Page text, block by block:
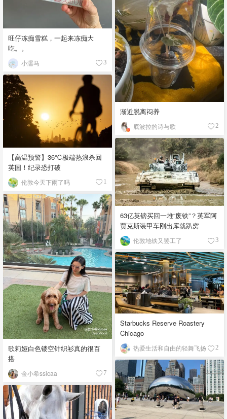
旺仔冻痴雪糕，一起来冻痴大
吃。。
小濡马 3
渐近脱离闷养
底波拉的诗与歌 2
【高温预警】36℃极端热浪杀回
英国！纪录恐打破
伦敦今天下雨了吗 1
63亿英镑买回一堆“废铁”？英军阿
贾克斯装甲车刚出库就趴窝
伦敦地铁又罢工了 3
歌莉娅白色镂空针织衫真的很百
搭
金小希ssicaa 7
Starbucks Reserve Roastery
Chicago
热爱生活和自由的轻舞飞扬 2